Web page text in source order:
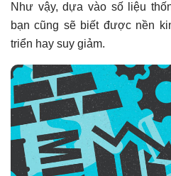
Như vậy, dựa vào số liệu
bạn cũng sẽ biết được nền
triển hay suy giảm.